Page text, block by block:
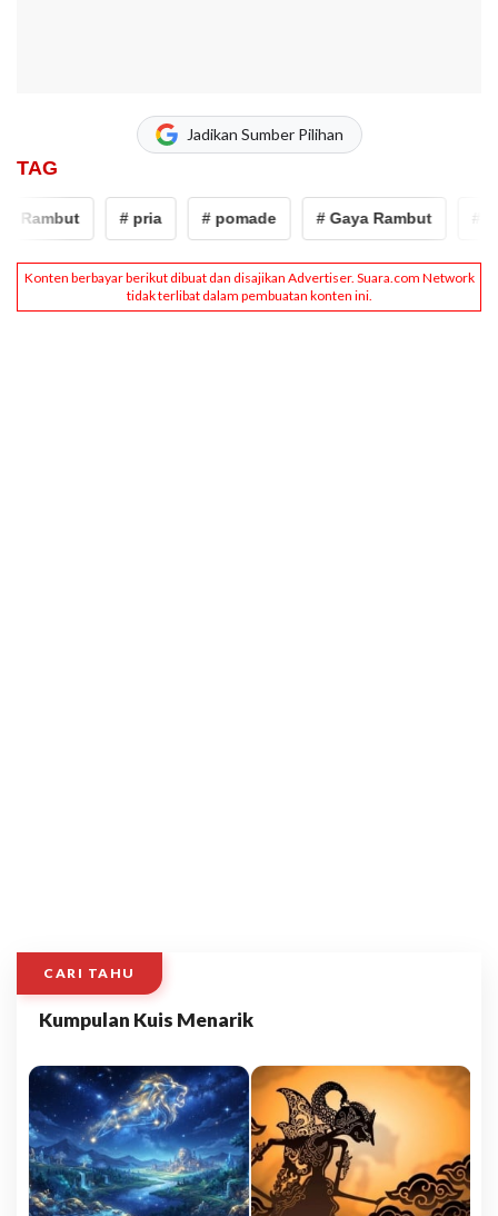
Jadikan Sumber Pilihan
TAG
Rambut # pria # pomade # Gaya Rambut #
CARI TAHU
Kumpulan Kuis Menarik